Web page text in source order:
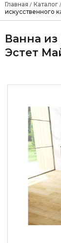
Главная / Каталог /
искусственного
Ванна из
Эстет